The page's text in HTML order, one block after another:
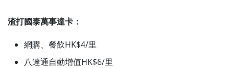
渣打國泰萬事達卡：
網購、餐飲HK$4/里
八達通自動增值HK$6/里